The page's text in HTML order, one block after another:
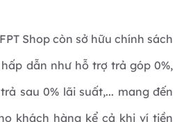
Shop còn sở hữu chính sách
dẫn như hỗ trợ trả góp 0%,
sau 0% lãi suất,... mang đến
khách hàng kể cả khi ví tiền